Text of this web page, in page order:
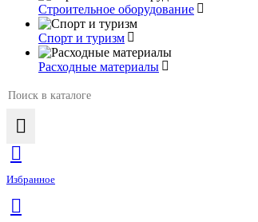
Строительное оборудование
Спорт и туризм
Расходные материалы
Избранное